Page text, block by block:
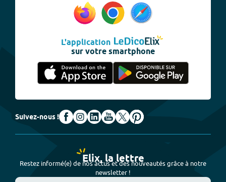
L'application
sur votre smartphone
Suivez-nous !
Elix, la lettre
Restez informé(e) de nos actus et des nouveautés grâce à notre
newsletter !